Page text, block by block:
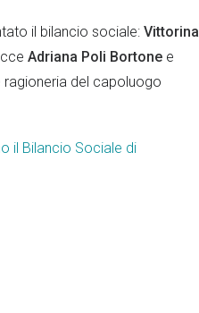
il bilancio sociale: Vittorina
Adriana Poli Bortone e
ragioneria del capoluogo
il Bilancio Sociale di